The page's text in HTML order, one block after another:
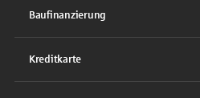
Baufinanzierung
Kreditkarte